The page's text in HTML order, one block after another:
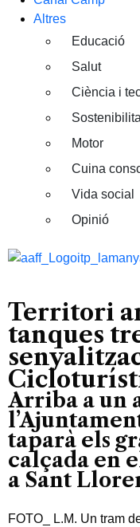
Altres
Educació
Salut
Ciència i
Motor
Cuina
Vida social
Opinió
Territori
tanques
Arriba a un
taparà els
calçada en
a Sant
FOTO_ L.M. Un tram